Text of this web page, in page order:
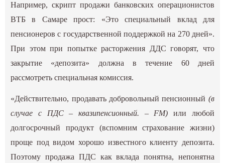
Например, скрипт продажи банковских операционистов
ВТБ в Самаре прост: «Это специальный вклад для
пенсионеров с государственной поддержкой на 270 дней».
При этом при попытке расторжения ДДС говорят, что
закрытие «депозита» должна в течение 60 дней
рассмотреть специальная комиссия.
«Действительно, продавать добровольный пенсионный (в
случае с ПДС – квазипенсионный. – FM)или любой
долгосрочный продукт (вспомним страхование жизни)
проще под видом хорошо известного клиенту депозита.
Поэтому продажа ПДС как вклада понятна, непонятна